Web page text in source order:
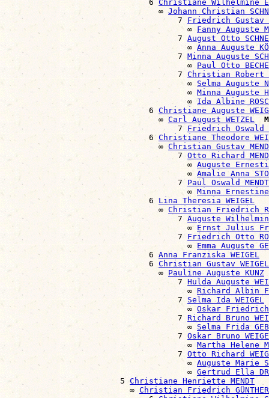
                              6
Christiane Wilhelmine
                                ∞
Johann Christian
                                    7
Friedrich Gustav
                                      ∞
Fanny Auguste
                                    7
August Otto
                                      ∞
Anna Auguste
                                    7
Minna Auguste
                                      ∞
Paul Otto
                                    7
Christian Robert
                                      ∞
Selma Auguste
                                      ∞
Minna Auguste
                                      ∞
Ida Albine
                              6
Christiane Auguste
                                ∞
Carl August WETZEL
                                    7
Friedrich Oswald
                              6
Christiane Theodore
                                ∞
Christian Gustav
                                    7
Otto Richard
                                      ∞
Auguste
                                      ∞
Amalie Anna
                                    7
Paul Oswald MENDT
                                      ∞
Minna Ernestine
                              6
Lina Theresia WEIGEL
                                ∞
Christian Friedrich
                                    7
Auguste Wilhelmine
                                      ∞
Ernst Julius
                                    7
Friedrich Otto
                                      ∞
Emma Auguste
                              6
Anna Franziska WEIGEL
                              6
Christian Gustav WEIGEL
                                ∞
Pauline Auguste KUNZ
                                    7
Hulda Auguste
                                      ∞
Richard Albin
                                    7
Selma Ida WEIGEL
                                      ∞
Oskar Friedrich
                                    7
Richard Bruno
                                      ∞
Selma Frida
                                    7
Oskar Bruno
                                      ∞
Martha Helene
                                    7
Otto Richard
                                      ∞
Auguste Marie
                                      ∞
Gertrud Ella
                        5
Christiane Henriette MENDT
                          ∞
Christian Friedrich GÜNTHER